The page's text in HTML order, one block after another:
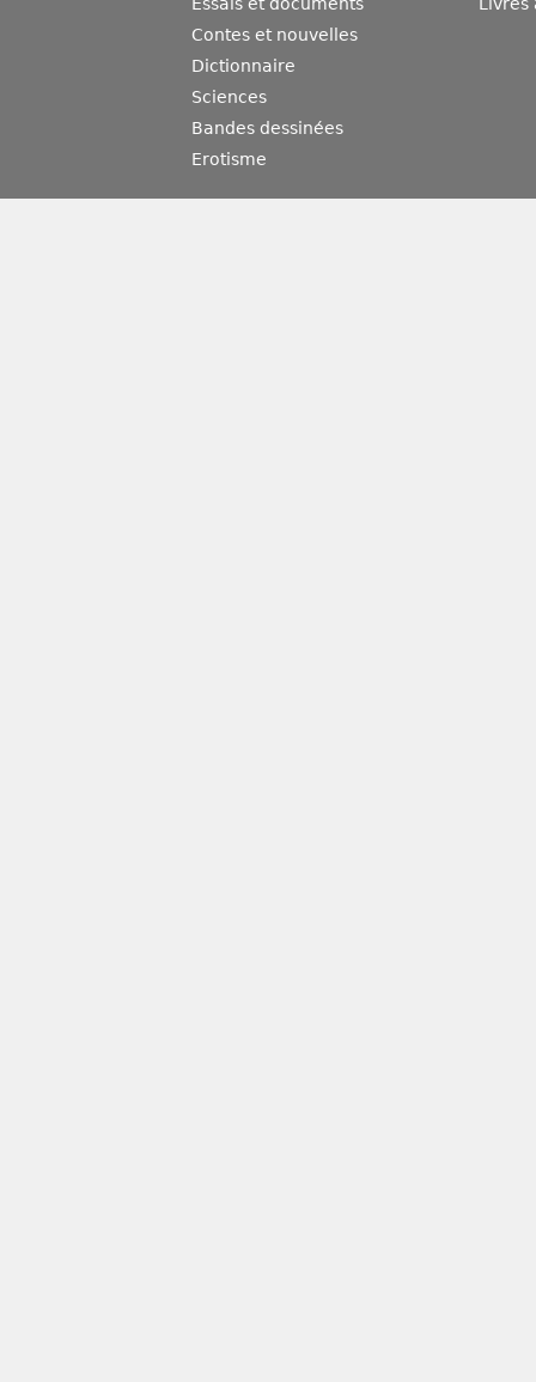
Essais et documents
Contes et nouvelles
Dictionnaire
Sciences
Bandes dessinées
Erotisme
Livres